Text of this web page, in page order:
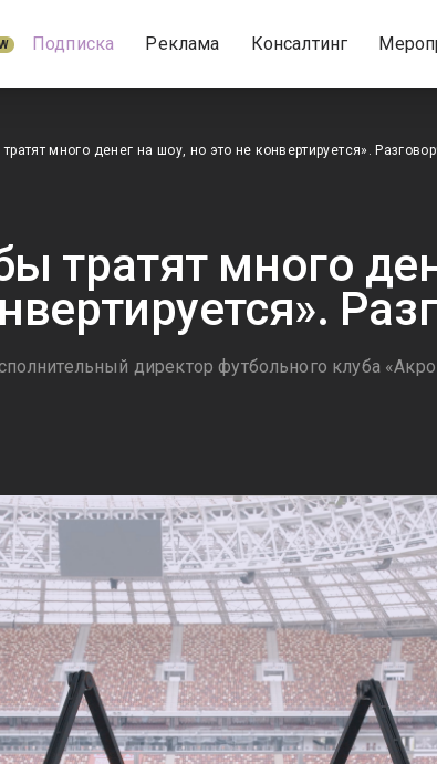
Подписка Реклама Консалтинг
тратят много денег на шоу, но это не конвертируется».
тратят много
директор футбольного клуба